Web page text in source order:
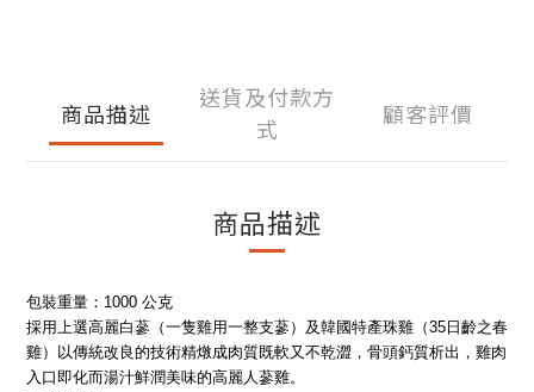
商品描述
送貨及付款方
式
顧客評價
商品描述
包裝重量：1000 公克
採用上選高麗白蔘（一隻雞用一整支蔘）及韓國特產珠雞（35日齡之春
雞）以傳統改良的技術精燉成肉質既軟又不乾澀，骨頭鈣質析出，雞肉
入口即化而湯汁鮮潤美味的高麗人蔘雞。